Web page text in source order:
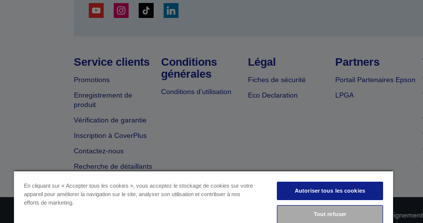
Service clients
Promotions
Enregistrement de
produit
Vérification de garantie
Inscription à CoverPlus
Contactez-nous
Recherche de détaillants
Conditions
générales
Conditions d’utilisation
Légal
Fiches de sécurité
Eco Declaration
Partners
Portail Partenaires Epson
LPGA
Déclaration de
En cliquant sur « Accepter tous les cookies », vous acceptez le stockage de cookies sur votre
appareil pour améliorer la navigation sur le site, analyser son utilisation et contribuer à nos
efforts de marketing.
Autoriser tous les cookies
Tout refuser